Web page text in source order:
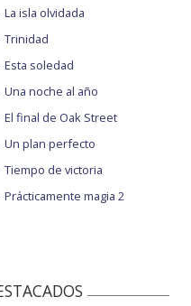
La isla olvidada
Trinidad
Esta soledad
Una noche al año
El final de Oak Street
Un plan perfecto
Tiempo de victoria
Prácticamente magia 2